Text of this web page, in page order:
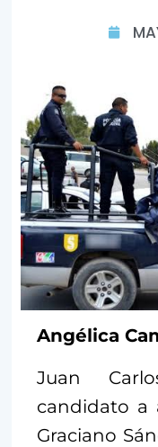
Angélica
Juan
candidato a
Graciano